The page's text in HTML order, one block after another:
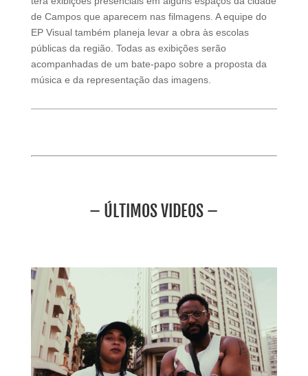
de Campos que aparecem nas filmagens. A equipe do
EP Visual também planeja levar a obra às escolas
públicas da região. Todas as exibições serão
acompanhadas de um bate-papo sobre a proposta da
música e da representação das imagens.
– ÚLTIMOS VIDEOS –